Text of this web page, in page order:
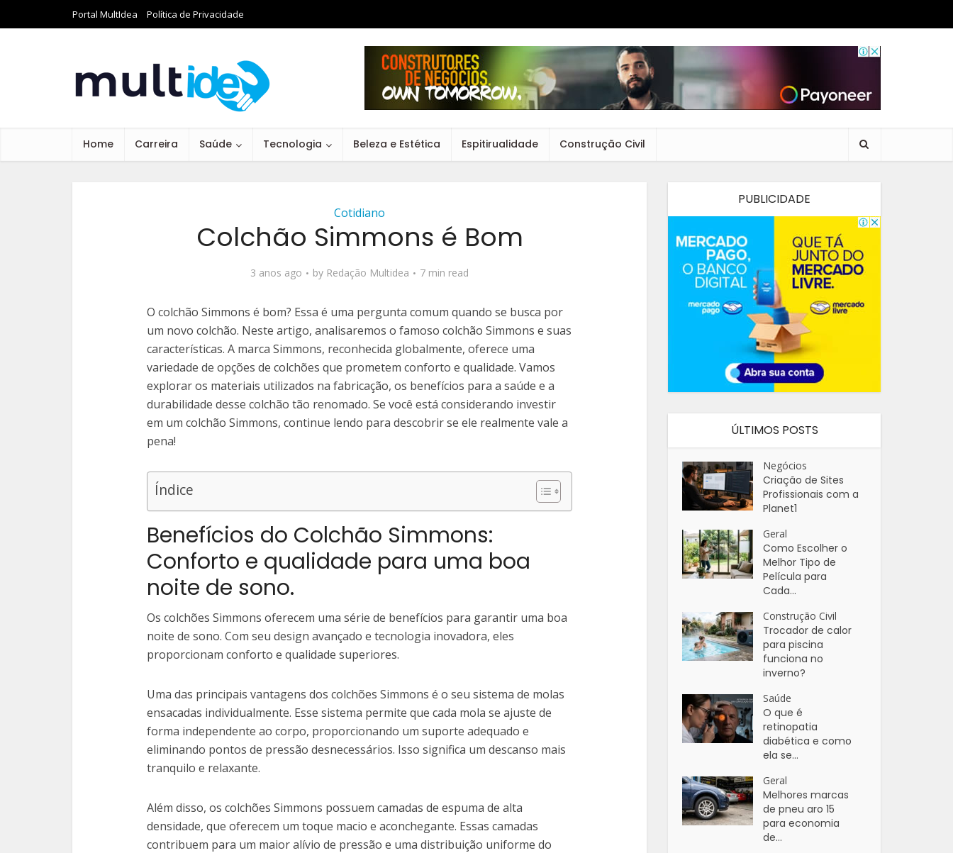
Portal MultIdea Política de Privacidade
Home Carreira Saúde Tecnologia Beleza e Estética Espitirualidade Construção Civil
Cotidiano
Colchão Simmons é Bom
3 anos ago by Redação Multidea 7 min read
O colchão Simmons é bom? Essa é uma pergunta comum quando se busca por
um novo colchão. Neste artigo, analisaremos o famoso colchão Simmons e suas
características. A marca Simmons, reconhecida globalmente, oferece uma
variedade de opções de colchões que prometem conforto e qualidade. Vamos
explorar os materiais utilizados na fabricação, os benefícios para a saúde e a
durabilidade desse colchão tão renomado. Se você está considerando investir
em um colchão Simmons, continue lendo para descobrir se ele realmente vale a
pena!
Índice
Benefícios do Colchão Simmons:
Conforto e qualidade para uma boa
noite de sono.
Os colchões Simmons oferecem uma série de benefícios para garantir uma boa
noite de sono. Com seu design avançado e tecnologia inovadora, eles
proporcionam conforto e qualidade superiores.
Uma das principais vantagens dos colchões Simmons é o seu sistema de molas
ensacadas individualmente. Esse sistema permite que cada mola se ajuste de
forma independente ao corpo, proporcionando um suporte adequado e
eliminando pontos de pressão desnecessários. Isso significa um descanso mais
tranquilo e relaxante.
Além disso, os colchões Simmons possuem camadas de espuma de alta
densidade, que oferecem um toque macio e aconchegante. Essas camadas
contribuem para um maior alívio de pressão e uma distribuição uniforme do
PUBLICIDADE
ÚLTIMOS POSTS
Negócios
Criação de Sites
Profissionais com a
Planet1
Geral
Como Escolher o
Melhor Tipo de
Película para
Cada...
Construção Civil
Trocador de calor
para piscina
funciona no
inverno?
Saúde
O que é
retinopatia
diabética e como
ela se...
Geral
Melhores marcas
de pneu aro 15
para economia
de...